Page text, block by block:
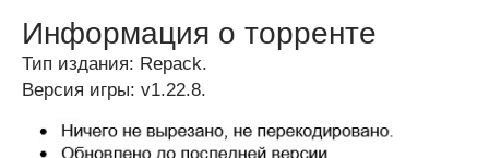
Информация о торренте
Тип издания: Repack.
Версия игры: v1.22.8.